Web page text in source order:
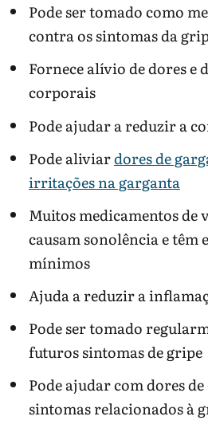
Pode ser tomado como
contra os sintomas da
Fornece alívio de dores e
corporais
Pode ajudar a reduzir a
Pode aliviardores de
irritações na garganta
Muitos medicamentos de
causam sonolência e têm
mínimos
Ajuda a reduzir a
Pode ser tomado
futuros sintomas de gripe
Pode ajudar com dores
sintomas relacionados à